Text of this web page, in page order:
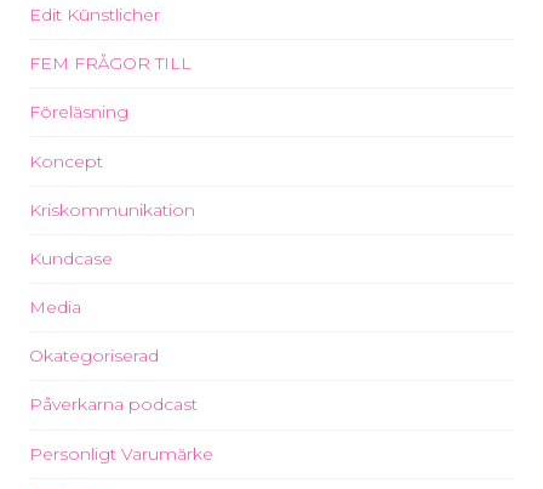
Edit Künstlicher
FEM FRÅGOR TILL
Föreläsning
Koncept
Kriskommunikation
Kundcase
Media
Okategoriserad
Påverkarna podcast
Personligt Varumärke